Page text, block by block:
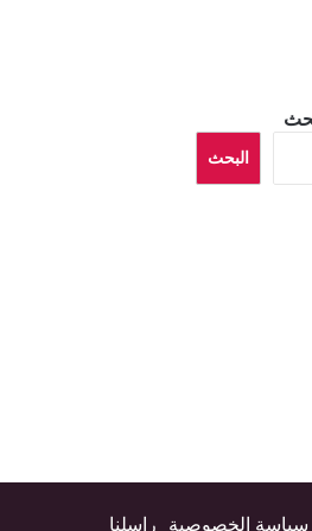
البحث
سياسة الخصوصية راسلنا